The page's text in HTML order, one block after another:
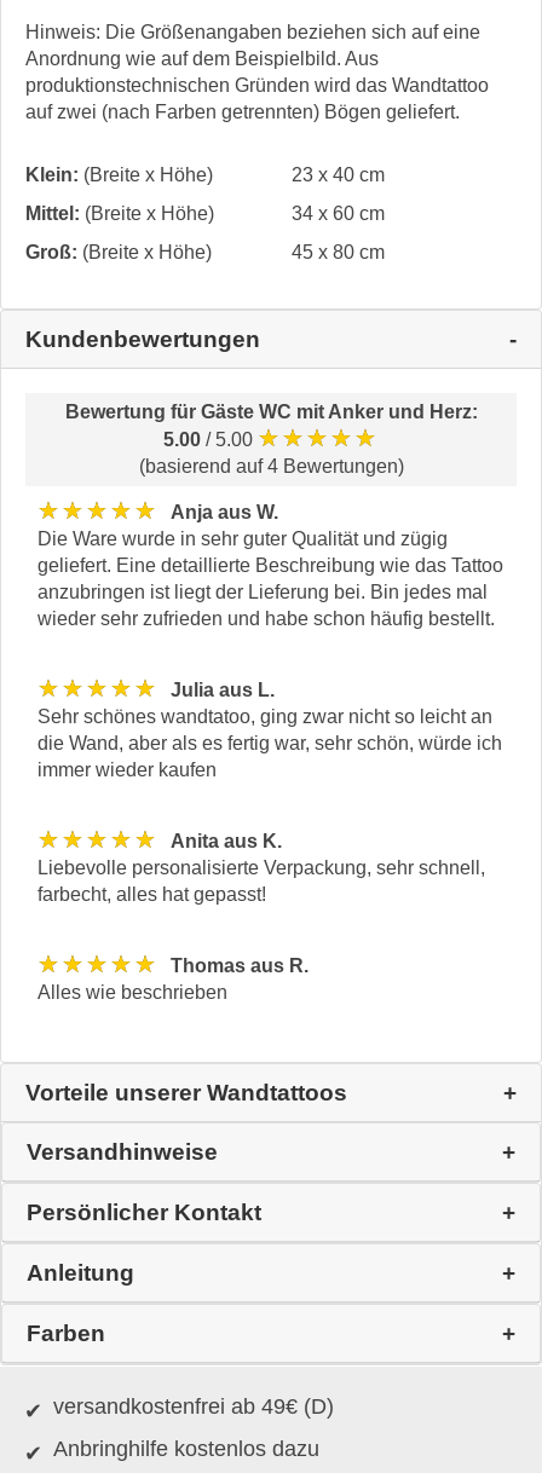
Hinweis: Die Größenangaben beziehen sich auf eine
Anordnung wie auf dem Beispielbild. Aus
produktionstechnischen Gründen wird das Wandtattoo
auf zwei (nach Farben getrennten) Bögen geliefert.
Klein: (Breite x Höhe)
23 x 40 cm
Mittel: (Breite x Höhe)
34 x 60 cm
Groß: (Breite x Höhe) 45 x 80 cm
Kundenbewertungen
Bewertung für Gäste WC mit Anker und Herz:
5.00 / 5.00 ★★★★★
(basierend auf 4 Bewertungen)
★★★★★
Anja aus W.
Die Ware wurde in sehr guter Qualität und zügig
geliefert. Eine detaillierte Beschreibung wie das Tattoo
anzubringen ist liegt der Lieferung bei. Bin jedes mal
wieder sehr zufrieden und habe schon häufig bestellt.
★★★★★
Julia aus L.
Sehr schönes wandtatoo, ging zwar nicht so leicht an
die Wand, aber als es fertig war, sehr schön, würde ich
immer wieder kaufen
★★★★★
Anita aus K.
Liebevolle personalisierte Verpackung, sehr schnell,
farbecht, alles hat gepasst!
★★★★★
Thomas aus R.
Alles wie beschrieben
Vorteile unserer Wandtattoos
Versandhinweise
Persönlicher Kontakt
Anleitung
Farben
versandkostenfrei ab 49€ (D)
Anbringhilfe kostenlos dazu